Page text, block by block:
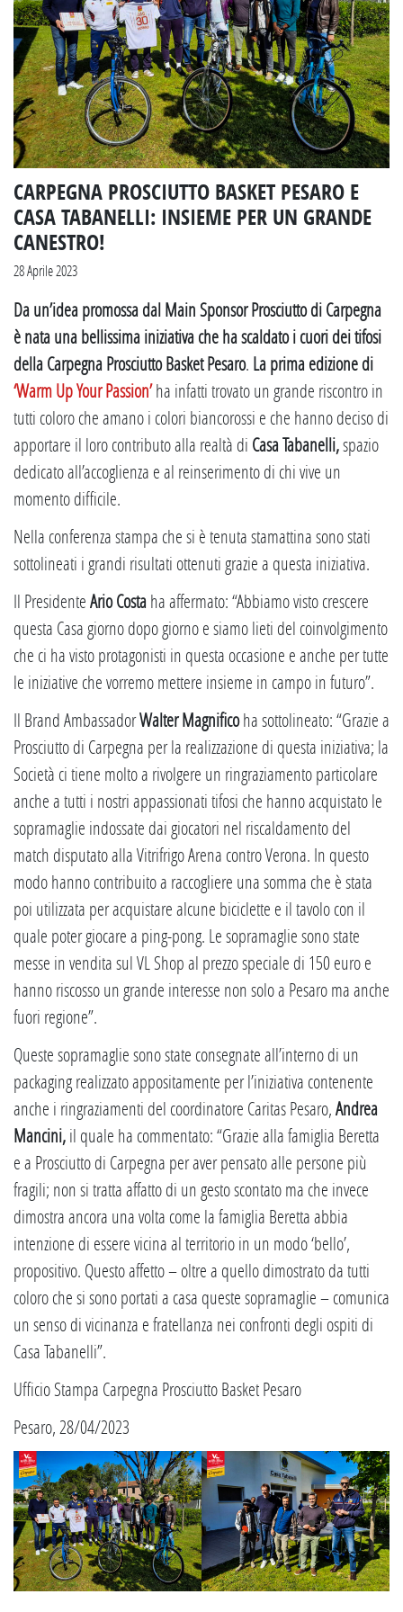
CARPEGNA PROSCIUTTO BASKET PESARO E
CASA TABANELLI: INSIEME PER UN GRANDE
CANESTRO!
28 Aprile 2023
Da un’idea promossa dal Main Sponsor Prosciutto di Carpegna
è nata una bellissima iniziativa che ha scaldato i cuori dei tifosi
della Carpegna Prosciutto Basket Pesaro. La prima edizione di
‘Warm Up Your Passion’ha infatti trovato un grande riscontro in
tutti coloro che amano i colori biancorossi e che hanno deciso di
apportare il loro contributo alla realtà di Casa Tabanelli,spazio
dedicato all’accoglienza e al reinserimento di chi vive un
momento difficile.
Nella conferenza stampa che si è tenuta stamattina sono stati
sottolineati i grandi risultati ottenuti grazie a questa iniziativa.
Il PresidenteArio Costa ha affermato: “Abbiamo visto crescere
questa Casa giorno dopo giorno e siamo lieti del coinvolgimento
che ci ha visto protagonisti in questa occasione e anche per tutte
le iniziative che vorremo mettere insieme in campo in futuro”.
Il Brand AmbassadorWalter Magnificoha sottolineato: “Grazie a
Prosciutto di Carpegna per la realizzazione di questa iniziativa; la
Società ci tiene molto a rivolgere un ringraziamento particolare
anche a tutti i nostri appassionati tifosi che hanno acquistato le
sopramaglie indossate dai giocatori nel riscaldamento del
match disputato alla Vitrifrigo Arena contro Verona. In questo
modo hanno contribuito a raccogliere una somma che è stata
poi utilizzata per acquistare alcune biciclette e il tavolo con il
quale poter giocare a ping-pong. Le sopramaglie sono state
messe in vendita sul VL Shop al prezzo speciale di 150 euro e
hanno riscosso un grande interesse non solo a Pesaro ma anche
fuori regione”.
Queste sopramaglie sono state consegnate all’interno di un
packaging realizzato appositamente per l’iniziativa contenente
anche i ringraziamenti del coordinatore Caritas Pesaro,Andrea
Mancini,il quale ha commentato: “Grazie alla famiglia Beretta
e a Prosciutto di Carpegna per aver pensato alle persone più
fragili; non si tratta affatto di un gesto scontato ma che invece
dimostra ancora una volta come la famiglia Beretta abbia
intenzione di essere vicina al territorio in un modo ‘bello’,
propositivo. Questo affetto – oltre a quello dimostrato da tutti
coloro che si sono portati a casa queste sopramaglie – comunica
un senso di vicinanza e fratellanza nei confronti degli ospiti di
Casa Tabanelli”.
Ufficio Stampa Carpegna Prosciutto Basket Pesaro
Pesaro, 28/04/2023